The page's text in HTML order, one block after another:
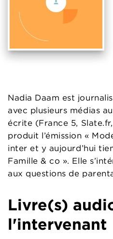
Nadia Daam est
avec plusieurs médias
écrite (France 5,
produit l’émission «
inter et y aujourd’hui
Famille & co ». Elle
aux questions de
Livre(s)
l'intervenant